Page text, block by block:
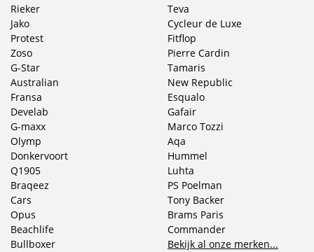
Rieker
Jako
Protest
Zoso
Teva
Cycleur de Luxe
Fitflop
Pierre Cardin
G-Star
Australian
Fransa
Develab
G-maxx
Olymp
Donkervoort
Q1905
Braqeez
Cars
Opus
Beachlife
Bullboxer
Tamaris
New Republic
Esqualo
Gafair
Marco Tozzi
Aqa
Hummel
Luhta
PS Poelman
Tony Backer
Brams Paris
Commander
Bekijk al onze merken...